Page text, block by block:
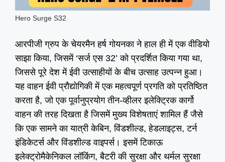
Hero Surge S32
आरपीजी ग्रुप के चेयरमैन हर्ष गोयनका ने हाल ही में एक वीडियो
साझा किया, जिसमें ‘सर्ज एस 32’ को प्रदर्शित किया गया था,
जिससे पूरे देश में ईवी उत्साहीयों के बीच उत्साह उत्पन्न हुआ।
यह वाहन ईवी प्रौद्योगिकी में एक महत्वपूर्ण प्रगति को प्रतिष्ठित
करता है, जो एक पूर्वानुप्रयोग तीन-व्हीलर इलेक्ट्रिक कार्गो
वाहन की तरह दिखता है जिसमें मुख्य विशेषताएं शामिल हैं जैसे
कि एक सामने का यात्री केबिन, विंडशील्ड, हेडलाइट्स, टर्न
इंडिकेटर्स और विंडशील्ड वाइपर्स। इसमें टिकाऊ
इलेक्ट्रोमैकेनिकल लॉकिंग, बैटरी की सुरक्षा और थर्मल सुरक्षा